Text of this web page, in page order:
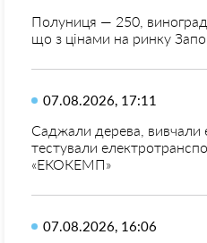
Полуниця — 250,
що з цінами на ринку
07.08.2026, 17:11
Саджали дерева, вивчали
тестували
«ЕКОКЕМП»
07.08.2026, 16:06